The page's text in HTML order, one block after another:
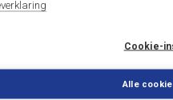
Cookie-
Alle